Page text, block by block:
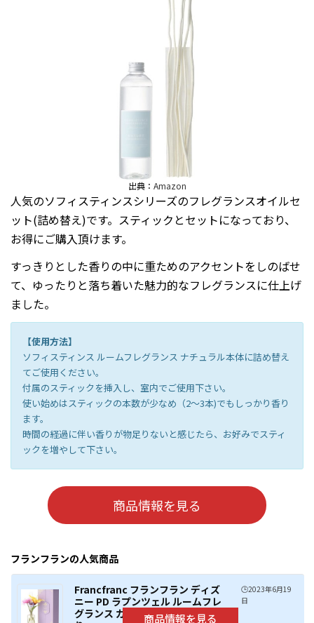
出典： Amazon
人気のソフィスティンスシリーズのフレグランスオイルセ
ット(詰め替え)です。スティックとセットになっており、
お得にご購入頂けます。
すっきりとした香りの中に重ためのアクセントをしのばせ
て、ゆったりと落ち着いた魅力的なフレグランスに仕上げ
ました。
【使用方法】
ソフィスティンス ルームフレグランス ナチュラル本体に詰め替え
てご使用ください。
付属のスティックを挿入し、室内でご使用下さい。
使い始めはスティックの本数が少なめ（2～3本)でもしっかり香り
ます。
時間の経過に伴い香りが物足りないと感じたら、お好みでスティ
ックを増やして下さい。
商品情報を見る
フランフランの人気商品
Francfranc フランフラン ディズ
ニー PD ラプンツェル ルームフレ
グランス ガーベラ&シトラスの香
🕒️2023年6月19
日